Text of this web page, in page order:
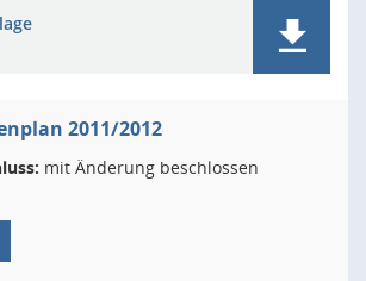
2011/2012
mit Änderung beschlossen